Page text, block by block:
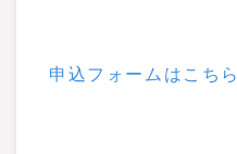
申込フォームはこちら